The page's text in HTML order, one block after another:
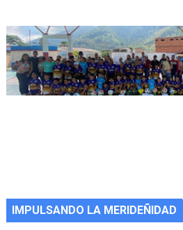
IMPULSANDO LA MERIDEÑIDAD